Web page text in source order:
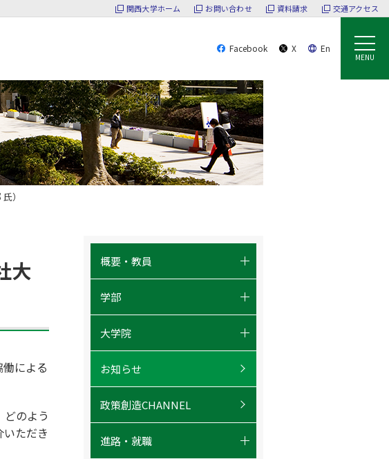
関西大学ホーム お問い合わせ 資料請求 交通アクセス
Facebook X En
MENU
）
大
による
のよう
ただき
概要・教員
- 政策創造とは？
- 学びの特色
- 学部長メッセージ
- 教員紹介
- ゼミ紹介
学部
- 政策学科
- 国際アジア学科
- カリキュラム（学部）
- 国際教育プログラム
- 政策公務セミナー
- 各種行事
大学院
- ガバナンス研究科概要
- カリキュラム（大学院）
- キャリア（大学院）
お知らせ
政策創造CHANNEL
進路・就職